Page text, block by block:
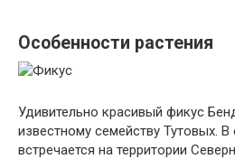
Особенности растения
Удивительно красивый фикус
известному семейству Тутовых. В
встречается на территории